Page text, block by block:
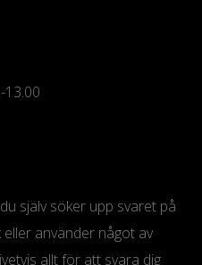
13.00
själv söker upp svaret på
använder något av
allt för att svara dig